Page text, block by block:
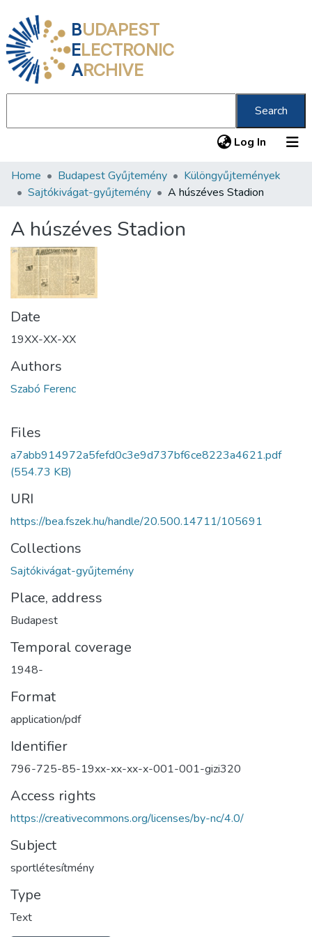
BUDAPEST
ELECTRONIC
ARCHIVE
Search
Log In (current)
Communities & Collections
Statistics
About us
Home Budapest Gyűjtemény
Különgyűjtemények
Sajtókivágat-gyűjtemény
A húszéves Stadion
A húszéves Stadion
Date
19XX-XX-XX
Authors
Szabó Ferenc
Files
a7abb914972a5fefd0c3e9d737bf6ce8223a4621.pdf
(554.73 KB)
URI
https://bea.fszek.hu/handle/20.500.14711/105691
Collections
Sajtókivágat-gyűjtemény
Place, address
Budapest
Temporal coverage
1948-
Format
application/pdf
Identifier
796-725-85-19xx-xx-xx-x-001-001-gizi320
Access rights
https://creativecommons.org/licenses/by-nc/4.0/
Subject
sportlétesítmény
Type
Text